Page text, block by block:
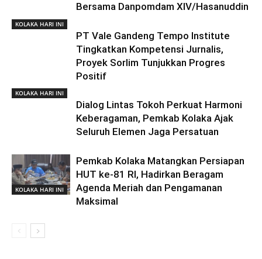
Bersama Danpomdam XIV/Hasanuddin
KOLAKA HARI INI
PT Vale Gandeng Tempo Institute
Tingkatkan Kompetensi Jurnalis,
Proyek Sorlim Tunjukkan Progres
Positif
KOLAKA HARI INI
Dialog Lintas Tokoh Perkuat Harmoni
Keberagaman, Pemkab Kolaka Ajak
Seluruh Elemen Jaga Persatuan
KOLAKA HARI INI
Pemkab Kolaka Matangkan Persiapan
HUT ke-81 RI, Hadirkan Beragam
Agenda Meriah dan Pengamanan
Maksimal